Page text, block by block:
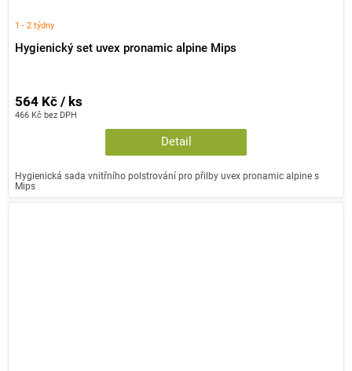
Hygienický set uvex pronamic alpine Mips
1 - 2 týdny
466 Kč bez DPH
564 Kč / ks
Detail
Hygienická sada vnitřního polstrování pro přilby uvex pronamic alpine s
Mips